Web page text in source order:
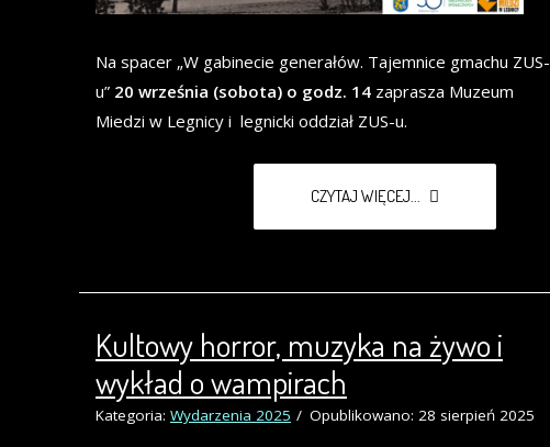
Na spacer „W gabinecie generałów. Tajemnice gmachu ZUS-
u” 20 września (sobota) o godz. 14 zaprasza Muzeum
Miedzi w Legnicy i legnicki oddział ZUS-u.
CZYTAJ WIĘCEJ...
Kultowy horror, muzyka na żywo i
wykład o wampirach
Kategoria: Wydarzenia 2025 Opublikowano: 28 sierpień 2025